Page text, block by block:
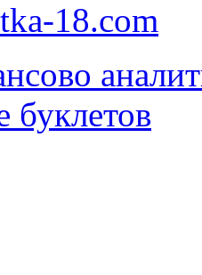
18.com
буклетов